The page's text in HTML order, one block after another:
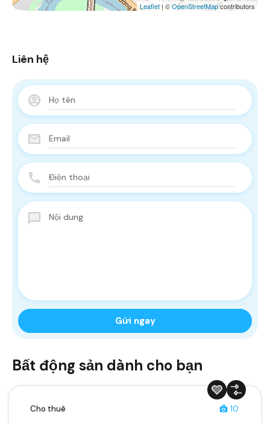
Leaflet| ©OpenStreetMapcontributors
Liên hệ
Bất động sản dành cho bạn
Cho thuê 10